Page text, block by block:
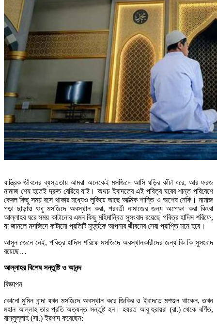
যান্ত্রিক জীবনের ব্যস্ততায় আমরা অনেকেই মসজিদে আসি ঘড়ির কাঁটা ধরে, আর ফরজ
নামাজ শেষ হতেই দ্রুত বেরিয়ে যাই। অথচ ইবাদতের এই পবিত্র ঘরের শান্ত পরিবেশে
কেবল কিছু সময় বসে থাকার মধ্যেও লুকিয়ে আছে আত্মিক শান্তি ও অশেষ নেকি। নামাজ
পড়া ছাড়াও শুধু মসজিদে অবস্থান করা, পরবর্তী নামাজের জন্য অপেক্ষা করা কিংবা
আল্লাহর ঘরে সময় কাটানোর এমন কিছু মহিমান্বিত সুসংবাদ রয়েছে পবিত্র হাদিস শরিফে,
যা জানলে মসজিদে কাটানো প্রতিটি মুহূর্তকে আপনার জীবনের সেরা প্রাপ্তি মনে হবে।
আসুন জেনে নেই, পবিত্র হাদিস শরিফে মসজিদে অবস্থানকারীদের জন্য কি কি সুসংবাদ
রয়েছে…
আল্লাহর বিশেষ সন্তুষ্টি ও আনন্দ
বিজ্ঞাপন
কোনো মুমিন বান্দা যখন মসজিদে অবস্থান করে জিকির ও ইবাদতে মশগুল থাকেন, তখন
মহান আল্লাহ তার প্রতি অত্যন্ত সন্তুষ্ট হন। হযরত আবু হুরায়রা (রা.) থেকে বর্ণিত,
রাসূলুল্লাহ (সা.) ইরশাদ করেছেন: